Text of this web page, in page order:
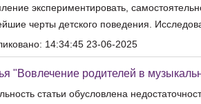
экспериментировать,
черты детского поведения.
14:34:45 23-06-2025
"Вовлечение родителей в
статьи обусловлена